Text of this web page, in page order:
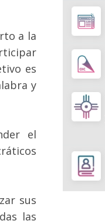
a la
es
y
el
sus
las